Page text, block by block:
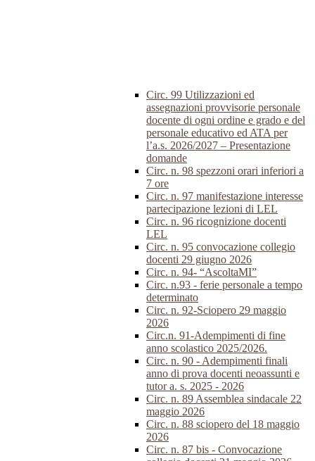
Circ. 99 Utilizzazioni ed
assegnazioni provvisorie personale
docente di ogni ordine e grado e del
personale educativo ed ATA per
l’a.s. 2026/2027 – Presentazione
domande
Circ. n. 98 spezzoni orari inferiori a
7 ore
Circ. n. 97 manifestazione interesse
partecipazione lezioni di LEL
Circ. n. 96 ricognizione docenti
LEL
Circ. n. 95 convocazione collegio
docenti 29 giugno 2026
Circ. n. 94- “AscoltaMI”
Circ. n.93 - ferie personale a tempo
determinato
Circ. n. 92-Sciopero 29 maggio
2026
Circ.n. 91-Adempimenti di fine
anno scolastico 2025/2026.
Circ. n. 90 - Adempimenti finali
anno di prova docenti neoassunti e
tutor a. s. 2025 - 2026
Circ. n. 89 Assemblea sindacale 22
maggio 2026
Circ. n. 88 sciopero del 18 maggio
2026
Circ. n. 87 bis - Convocazione